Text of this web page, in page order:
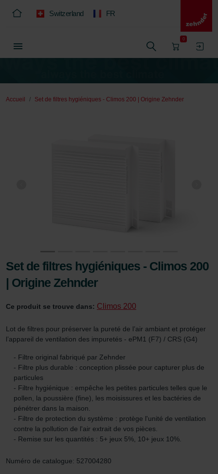
Switzerland FR
0
Accueil Set de filtres hygiéniques - Climos 200 | Origine Zehnder
Set de filtres hygiéniques - Climos 200
| Origine Zehnder
Ce produit se trouve dans: Climos 200
Lot de filtres pour préserver la pureté de l’air ambiant et protéger
l’appareil de ventilation des impuretés - ePM1 (F7) / CRS (G4)
- Filtre original fabriqué par Zehnder
- Filtre plus durable : conception plissée pour capturer plus de
particules
- Filtre hygiénique : empêche les petites particules telles que le
pollen, la poussière (fine), les moisissures et les bactéries de
pénétrer dans la maison.
- Filtre de protection du système : protège l'unité de ventilation
contre la pollution de l'air extrait de vos pièces.
- Remise sur les quantités : 5+ jeux 5%, 10+ jeux 10%.
Numéro de catalogue: 527004280